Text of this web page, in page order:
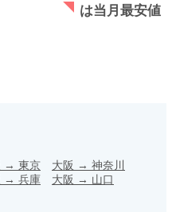
は当月最安値
→ 東京 大阪 → 神奈川
→ 兵庫 大阪 → 山口